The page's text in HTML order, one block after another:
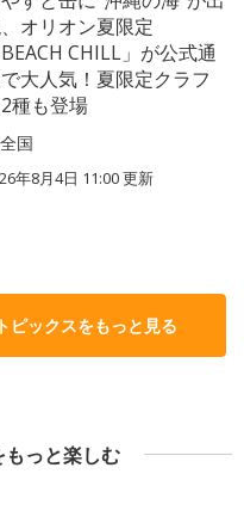
オリオン夏限定
BEACH CHILL」が公式通
大人気！夏限定クラフ
2種も登場
全国
年8月4日 11:00更新
ピックスをもっと見る
っと楽しむ